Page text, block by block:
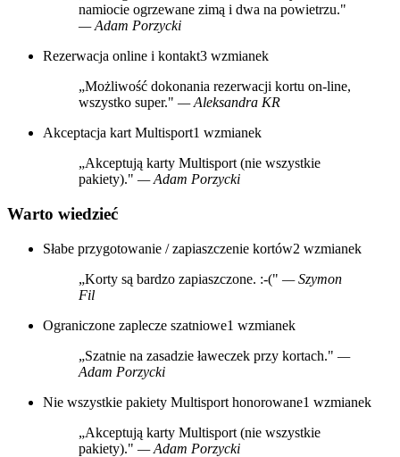
namiocie ogrzewane zimą i dwa na powietrzu."
— Adam Porzycki
Rezerwacja online i kontakt3 wzmianek
„Możliwość dokonania rezerwacji kortu on-line,
wszystko super." — Aleksandra KR
Akceptacja kart Multisport1 wzmianek
„Akceptują karty Multisport (nie wszystkie
pakiety)." — Adam Porzycki
Warto wiedzieć
Słabe przygotowanie / zapiaszczenie kortów2 wzmianek
„Korty są bardzo zapiaszczone. :-(" — Szymon
Fil
Ograniczone zaplecze szatniowe1 wzmianek
„Szatnie na zasadzie ławeczek przy kortach." —
Adam Porzycki
Nie wszystkie pakiety Multisport honorowane1 wzmianek
„Akceptują karty Multisport (nie wszystkie
pakiety)." — Adam Porzycki